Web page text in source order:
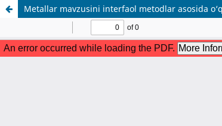
Metallar mavzusini interfaol metodlar asosida